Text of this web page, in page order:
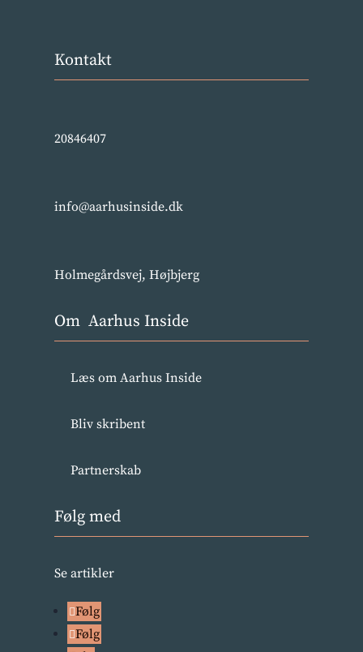
Kontakt
20846407
info@aarhusinside.dk
Holmegårdsvej, Højbjerg
Om Aarhus Inside
Læs om Aarhus Inside
Bliv skribent
Partnerskab
Følg med
Se artikler
Følg
Følg